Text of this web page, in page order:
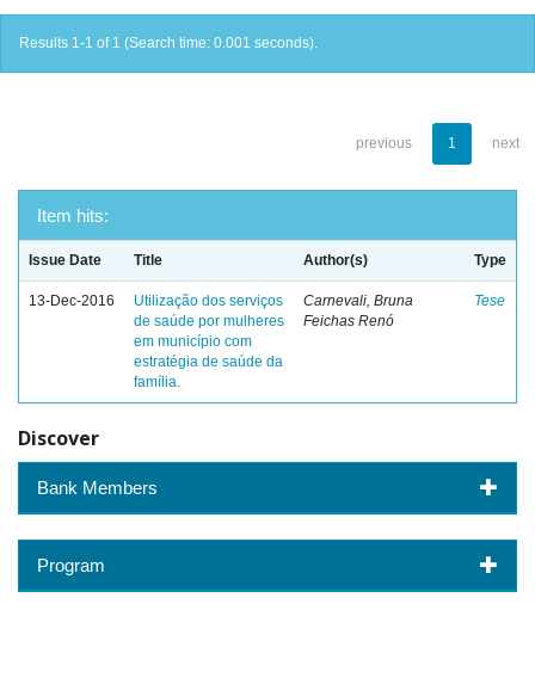
Results 1-1 of 1 (Search time: 0.001 seconds).
previous 1 next
Item hits:
Issue Date Title Author(s) Type
13-Dec-2016
Utilização dos serviços
de saúde por mulheres
em município com
estratégia de saúde da
família.
Carnevali, Bruna
Feichas Renó
Tese
Discover
Bank Members
Program